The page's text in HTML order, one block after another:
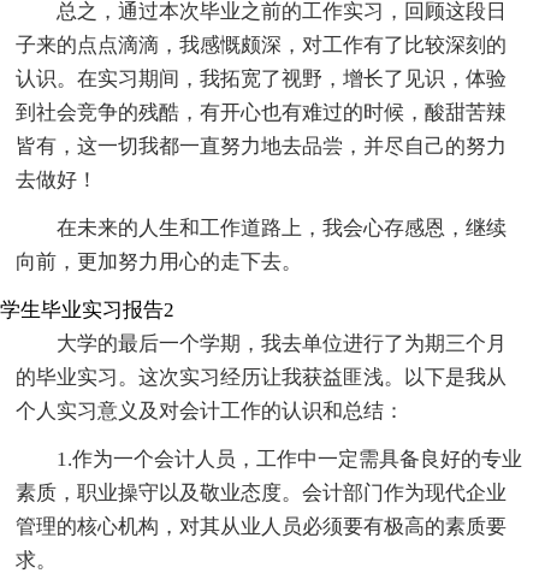
总之，通过本次毕业之前的工作实习，回顾这段日
子来的点点滴滴，我感慨颇深，对工作有了比较深刻的
认识。在实习期间，我拓宽了视野，增长了见识，体验
到社会竞争的残酷，有开心也有难过的时候，酸甜苦辣
皆有，这一切我都一直努力地去品尝，并尽自己的努力
去做好！
在未来的人生和工作道路上，我会心存感恩，继续
向前，更加努力用心的走下去。
学生毕业实习报告2
大学的最后一个学期，我去单位进行了为期三个月
的毕业实习。这次实习经历让我获益匪浅。以下是我从
个人实习意义及对会计工作的认识和总结：
1.作为一个会计人员，工作中一定需具备良好的专业
素质，职业操守以及敬业态度。会计部门作为现代企业
管理的核心机构，对其从业人员必须要有极高的素质要
求。